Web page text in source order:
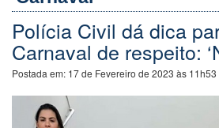
Polícia Civil dá dica
Carnaval de respeito:
Postada em: 17 de Fevereiro de 2023 às 11h53